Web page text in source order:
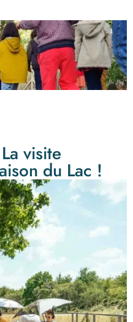
visite
du Lac !